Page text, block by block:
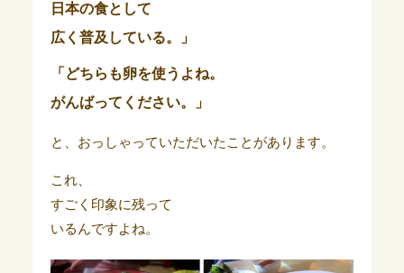
日本の食として
広く普及している。」
「どちらも卵を使うよね。
がんばってください。」
と、おっしゃっていただいたことがあります。
これ、
すごく印象に残って
いるんですよね。